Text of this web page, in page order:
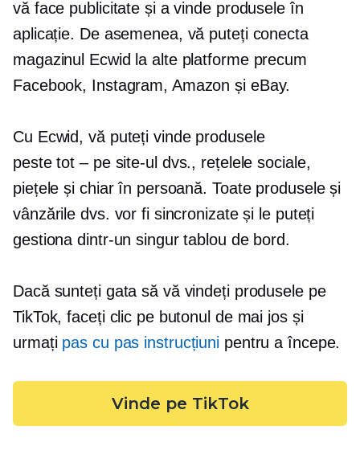
vă face publicitate și a vinde produsele în
aplicație. De asemenea, vă puteți conecta
magazinul Ecwid la alte platforme precum
Facebook, Instagram, Amazon și eBay.
Cu Ecwid, vă puteți vinde produsele
peste tot – pesite-ul dvs., rețelele sociale,
piețele și chiar în persoană. Toate produsele și
vânzările dvs. vor fi sincronizate și le puteți
gestiona dintr-un singur tablou de bord.
Dacă sunteți gata să vă vindeți produsele pe
TikTok, faceți clic pe butonul de mai jos și
urmați pas cu pas instrucțiuni pentru a începe.
Vinde pe TikTok